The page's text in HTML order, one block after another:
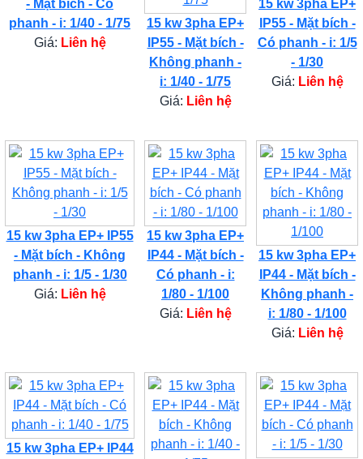
- Mặt bích - Có
phanh - i: 1/40 - 1/75
Giá: Liên hệ
15 kw 3pha EP+
IP55 - Mặt bích -
Không phanh -
i: 1/40 - 1/75
Giá: Liên hệ
15 kw 3pha EP+
IP55 - Mặt bích -
Có phanh - i: 1/5
- 1/30
Giá: Liên hệ
15 kw 3pha EP+ IP55
- Mặt bích - Không
phanh - i: 1/5 - 1/30
Giá: Liên hệ
15 kw 3pha EP+
IP44 - Mặt bích -
Có phanh - i:
1/80 - 1/100
Giá: Liên hệ
15 kw 3pha EP+
IP44 - Mặt bích -
Không phanh -
i: 1/80 - 1/100
Giá: Liên hệ
15 kw 3pha EP+ IP44